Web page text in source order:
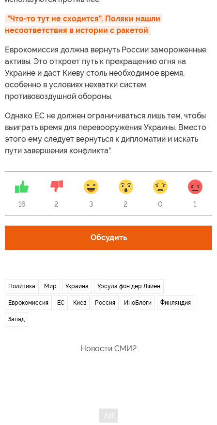
"Что-то тут не сходится". Поляки нашли
несоответствия в истории с ракетой
Еврокомиссия должна вернуть России замороженные
активы. Это откроет путь к прекращению огня на
Украине и даст Киеву столь необходимое время,
особенно в условиях нехватки систем
противовоздушной обороны.
Однако ЕС не должен ограничиваться лишь тем, чтобы
выиграть время для перевооружения Украины. Вместо
этого ему следует вернуться к дипломатии и искать
пути завершения конфликта".
16 2 3 2 0 1
Обсудить
Политика Мир Украина Урсула фон дер Ляйен
Еврокомиссия ЕС Киев Россия ИноБлоги Финляндия
Запад
Новости СМИ2